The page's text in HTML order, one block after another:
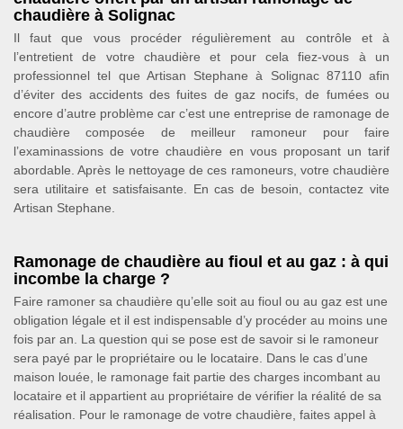
chaudière à Solignac
Il faut que vous procéder régulièrement au contrôle et à
l’entretient de votre chaudière et pour cela fiez-vous à un
professionnel tel que Artisan Stephane à Solignac 87110 afin
d’éviter des accidents des fuites de gaz nocifs, de fumées ou
encore d’autre problème car c’est une entreprise de ramonage de
chaudière composée de meilleur ramoneur pour faire
l’examinassions de votre chaudière en vous proposant un tarif
abordable. Après le nettoyage de ces ramoneurs, votre chaudière
sera utilitaire et satisfaisante. En cas de besoin, contactez vite
Artisan Stephane.
Ramonage de chaudière au fioul et au gaz : à qui
incombe la charge ?
Faire ramoner sa chaudière qu’elle soit au fioul ou au gaz est une
obligation légale et il est indispensable d’y procéder au moins une
fois par an. La question qui se pose est de savoir si le ramoneur
sera payé par le propriétaire ou le locataire. Dans le cas d’une
maison louée, le ramonage fait partie des charges incombant au
locataire et il appartient au propriétaire de vérifier la réalité de sa
réalisation. Pour le ramonage de votre chaudière, faites appel à